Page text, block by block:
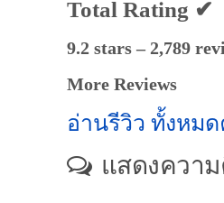
Total Rating ✔
9.2 stars – 2,789
More Reviews
อ่านรีวิว ทั้งหม
แสดงควา